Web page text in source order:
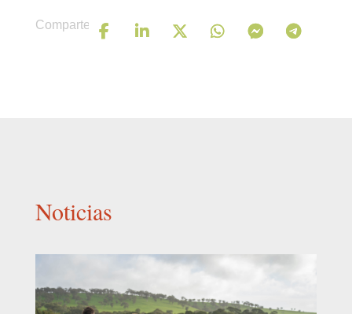
Comparte
Noticias